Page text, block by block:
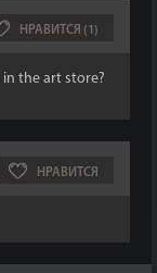
НРАВИТСЯ (1)
the art store?
НРАВИТСЯ